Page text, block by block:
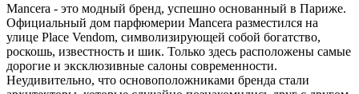
Mancera - это модный бренд, успешно основанный в Париже.
Официальный дом парфюмерии Mancera разместился на
улице Place Vendom, символизирующей собой богатство,
роскошь, известность и шик. Только здесь расположены самые
дорогие и эксклюзивные салоны современности.
Неудивительно, что основоположниками бренда стали